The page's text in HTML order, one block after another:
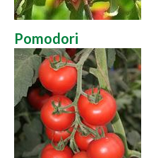
Pomodori